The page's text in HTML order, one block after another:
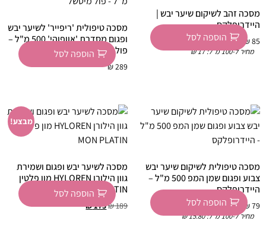
מסכה זהב לשיקום שיער יבש |
היידרופלקס
₪85
מחיר ל-100 מ״ל: ₪17
הוספה לסל
מסכה טיפולית 'ריפייר' לשיער יבש
ופגום מסדרת 'אוופוהי' 500 מ"ל –
פול מיטשל
₪289
הוספה לסל
מסכה טיפולית לשיקום שיער יבש
צבוע ופגום שמן המפ 500 מ"ל –
היידרופלקס
₪79
מחיר ל-100 מ״ל: ₪15.80
הוספה לסל
מבצע!
מסכה לשיער יבש ופגום ושמירת
גוון הילורן HYLOREN מון פלטין
MON PLATIN
₪189
₪175
הוספה לסל